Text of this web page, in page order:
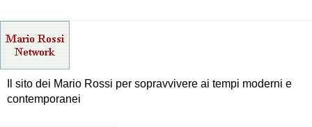
Il sito dei Mario Rossi per sopravvivere ai tempi moderni e
contemporanei